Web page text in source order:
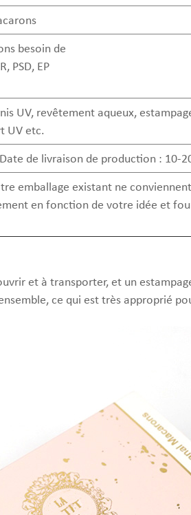
besoin de
PSD, EP
UV, revêtement aqueux,
UV etc.
de livraison de production : 10-
emballage existant ne
en fonction de votre idée et
et à transporter, et un
ce qui est très approprié